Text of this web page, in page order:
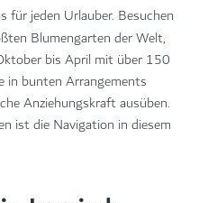
für jeden Urlauber. Besuchen
Blumengarten der Welt,
bis April mit über 150
in bunten Arrangements
Anziehungskraft ausüben.
ist die Navigation in diesem